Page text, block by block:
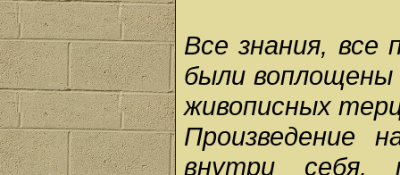
Все знания, все
были воплощены
живописных
Произведение
внутри себя,